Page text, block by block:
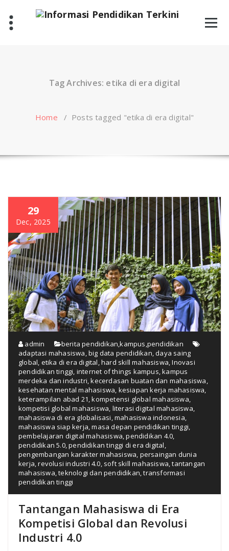
content
Tag Archives: etika di era digital
Home / Posts tagged "etika di era digital"
29
Dec, 2025
admin berita pendidikan,kampus,pendidikan
adaptasi mahasiswa,big data pendidikan,daya saing
global, etika di era digital,hard skill mahasiswa,Inovasi
pendidikan tinggi, internet of things kampus,kampus
merdeka dan industri,kecerdasan buatan dan mahasiswa,
kesehatan mental mahasiswa, kesiapan kerja mahasiswa,
keterampilan abad 21,kompetensi global mahasiswa,
kompetisi global mahasiswa, literasi digital mahasiswa,
mahasiswa di era globalisasi,mahasiswa indonesia,
mahasiswa siap kerja,masa depan pendidikan tinggi,
pembelajaran digital mahasiswa,pendidikan 4.0,
pendidikan 5.0,pendidikan tinggi di era digital,
pengembangan karakter mahasiswa, persaingan dunia
kerja,revolusi industri 4.0, soft skill mahasiswa,tantangan
mahasiswa,teknologi dan pendidikan,transformasi
pendidikan tinggi
Tantangan Mahasiswa di Era
Kompetisi Global dan Revolusi
Industri 4.0